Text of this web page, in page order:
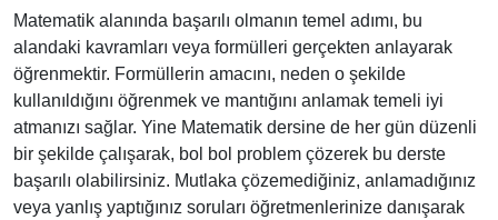
Matematik alanında başarılı olmanın temel adımı, bu
alandaki kavramları veya formülleri gerçekten anlayarak
öğrenmektir. Formüllerin amacını, neden o şekilde
kullanıldığını öğrenmek ve mantığını anlamak temeli iyi
atmanızı sağlar. Yine Matematik dersine de her gün düzenli
bir şekilde çalışarak, bol bol problem çözerek bu derste
başarılı olabilirsiniz. Mutlaka çözemediğiniz, anlamadığınız
veya yanlış yaptığınız soruları öğretmenlerinize danışarak